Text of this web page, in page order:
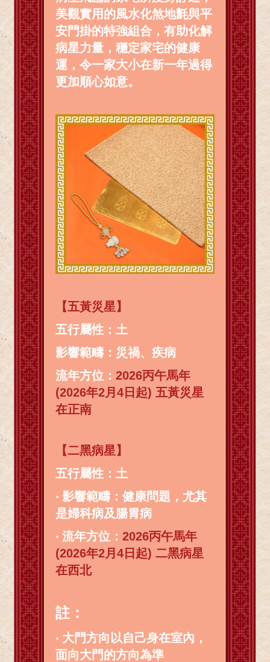
美觀實用的風水化煞地氈與平
安門掛的特強組合，有助化解
病星力量，穩定家宅的健康
運，令一家大小在新一年過得
更加順心如意。
【五黃災星】
五行屬性：土
影響範疇：災禍、疾病
流年方位：2026丙午馬年
(2026年2月4日起) 五黃災星
在正南
【二黑病星】
五行屬性：土
‧影響範疇：健康問題，尤其
是婦科病及腸胃病
‧流年方位：2026丙午馬年
(2026年2月4日起) 二黑病星
在西北
註：
‧ 大門方向以自己身在室內，
面向大門的方向為準